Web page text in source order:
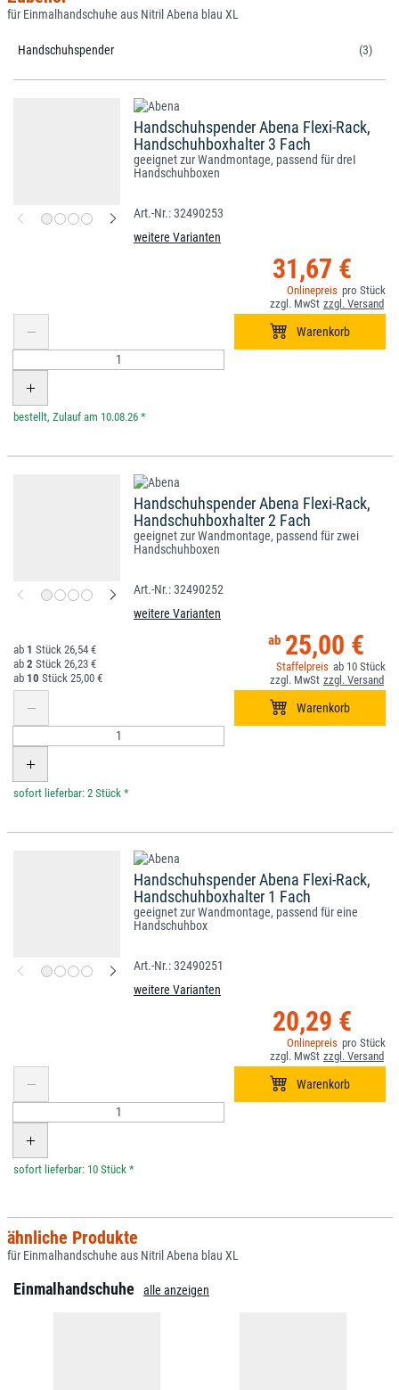
für Einmalhandschuhe aus Nitril Abena blau XL
Handschuhspender (3)
Handschuhspender Abena Flexi-Rack,
Handschuhboxhalter 3 Fach
geeignet zur Wandmontage, passend für dreI
Handschuhboxen
32490253
weitere Varianten
31,67 €
*
Handschuhspender Abena Flexi-Rack,
Handschuhboxhalter 2 Fach
geeignet zur Wandmontage, passend für zwei
Handschuhboxen
32490252
weitere Varianten
25,00 €
10
1
26,54 €
2
26,23 €
10
25,00 €
*
Handschuhspender Abena Flexi-Rack,
Handschuhboxhalter 1 Fach
geeignet zur Wandmontage, passend für eine
Handschuhbox
32490251
weitere Varianten
20,29 €
*
ähnliche Produkte
für Einmalhandschuhe aus Nitril Abena blau XL
Einmalhandschuhe alle anzeigen